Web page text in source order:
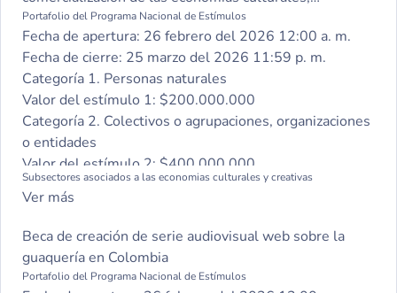
populares y comunitarias
Portafolio del Programa Nacional de Estímulos
Fecha de apertura: 26 febrero del 2026 12:00 a. m.
Fecha de cierre: 25 marzo del 2026 11:59 p. m.
Categoría 1. Personas naturales
Valor del estímulo 1: $200.000.000
Categoría 2. Colectivos o agrupaciones, organizaciones
o entidades
Valor del estímulo 2: $400.000.000
Subsectores asociados a las economias culturales y creativas
Ver más
Beca de creación de serie audiovisual web sobre la
guaquería en Colombia
Portafolio del Programa Nacional de Estímulos